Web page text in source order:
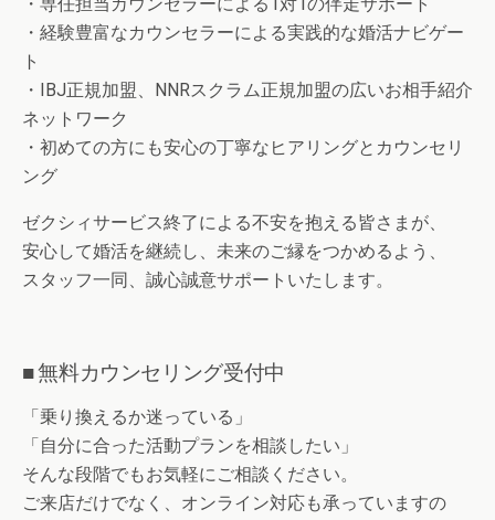
・経験豊富なカウンセラーによる実践的な婚活ナビゲー
ト
・IBJ正規加盟、NNRスクラム正規加盟の広いお相手紹介
ネットワーク
・初めての方にも安心の丁寧なヒアリングとカウンセリ
ング
ゼクシィサービス終了による不安を抱える皆さまが、
安心して婚活を継続し、未来のご縁をつかめるよう、
スタッフ一同、誠心誠意サポートいたします。
■ 無料カウンセリング受付中
「乗り換えるか迷っている」
「自分に合った活動プランを相談したい」
そんな段階でもお気軽にご相談ください。
ご来店だけでなく、オンライン対応も承っていますの